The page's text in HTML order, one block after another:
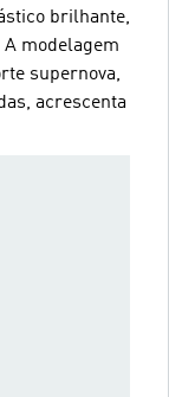
brilhante,
modelagem
supernova,
acrescenta